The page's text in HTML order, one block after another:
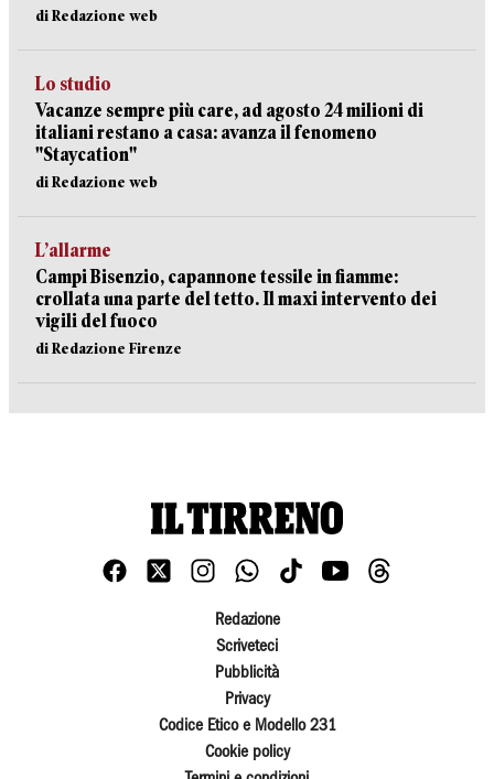
di Redazione web
Lo studio
Vacanze sempre più care, ad agosto 24 milioni di
italiani restano a casa: avanza il fenomeno
"Staycation"
di Redazione web
L’allarme
Campi Bisenzio, capannone tessile in fiamme:
crollata una parte del tetto. Il maxi intervento dei
vigili del fuoco
di Redazione Firenze
Redazione
Scriveteci
Pubblicità
Privacy
Codice Etico e Modello 231
Cookie policy